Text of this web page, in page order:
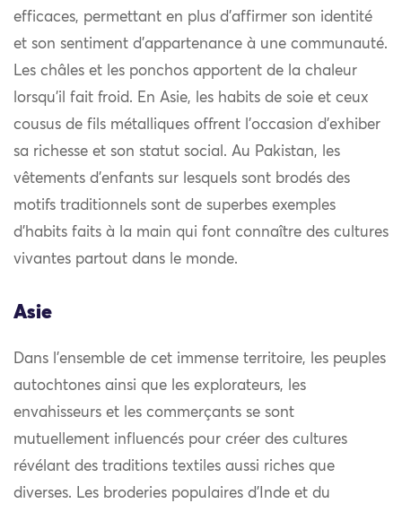
efficaces, permettant en plus d’affirmer son identité
et son sentiment d’appartenance à une communauté.
Les châles et les ponchos apportent de la chaleur
lorsqu’il fait froid. En Asie, les habits de soie et ceux
cousus de fils métalliques offrent l’occasion d’exhiber
sa richesse et son statut social. Au Pakistan, les
vêtements d’enfants sur lesquels sont brodés des
motifs traditionnels sont de superbes exemples
d’habits faits à la main qui font connaître des cultures
vivantes partout dans le monde.
Asie
Dans l’ensemble de cet immense territoire, les peuples
autochtones ainsi que les explorateurs, les
envahisseurs et les commerçants se sont
mutuellement influencés pour créer des cultures
révélant des traditions textiles aussi riches que
diverses. Les broderies populaires d’Inde et du